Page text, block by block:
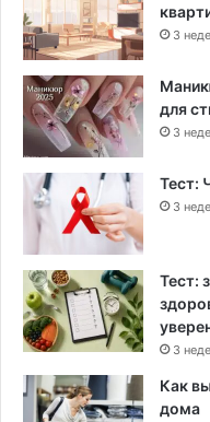
3
для
3
Тест:
3
Тест:
3
Как
дома